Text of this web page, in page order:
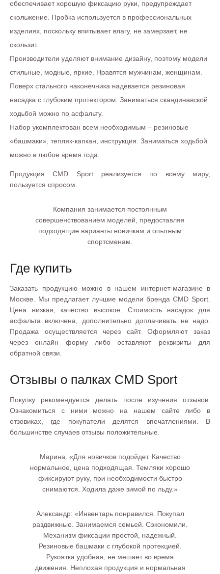
обеспечивает хорошую фиксацию руки, предупреждает
скольжение. Пробка используется в профессиональных
изделиях, поскольку впитывает влагу, не замерзает, не
скользит.
Производители уделяют внимание дизайну, поэтому модели
стильные, модные, яркие. Нравятся мужчинам, женщинам.
Поверх стального наконечника надевается резиновая
насадка с глубоким протектором. Заниматься скандинавской
ходьбой можно по асфальту.
Набор укомплектован всем необходимым – резиновые
«башмаки», тепляк-капкан, инструкция. Заниматься ходьбой
можно в любое время года.
Продукция CMD Sport реализуется по всему миру,
пользуется спросом.
Компания занимается постоянным
совершенствованием моделей, предоставляя
подходящие варианты новичкам и опытным
спортсменам.
Где купить
Заказать продукцию можно в нашем интернет-магазине в
Москве. Мы предлагает лучшие модели бренда CMD Sport.
Цена низкая, качество высокое. Стоимость насадок для
асфальта включена, дополнительно доплачивать не надо.
Продажа осуществляется через сайт. Оформляют заказ
через онлайн форму либо оставляют реквизиты для
обратной связи.
Отзывы о палках CMD Sport
Покупку рекомендуется делать после изучения отзывов.
Ознакомиться с ними можно на нашем сайте либо в
отзовиках, где покупатели делятся впечатлениями. В
большинстве случаев отзывы положительные.
Марина: «Для новичков подойдет. Качество
нормальное, цена подходящая. Темляки хорошо
фиксируют руку, при необходимости быстро
снимаются. Ходила даже зимой по льду.»
Александр: «Инвентарь понравился. Покупал
раздвижные. Занимаемся семьей. Сэкономили.
Механизм фиксации простой, надежный.
Резиновые башмаки с глубокой протекцией.
Рукоятка удобная, не мешает во время
движения. Неплохая продукция и нормальная